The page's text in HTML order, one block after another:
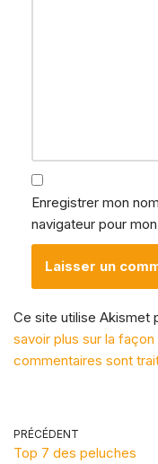
Enregistrer mon
navigateur pour
Ce site utilise Akismet
savoir plus sur la
commentaires sont
PRÉCÉDENT
Top 7 des peluches